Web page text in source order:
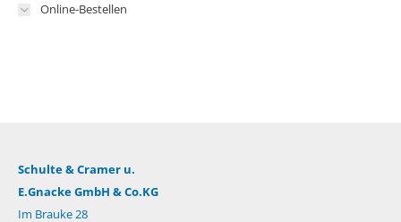
Online-Bestellen
Schulte & Cramer u.
E.Gnacke GmbH & Co.KG
Im Brauke 28